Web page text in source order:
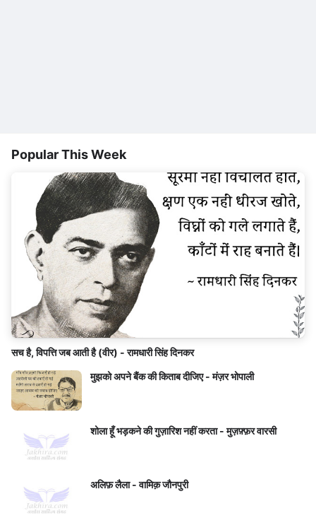
Popular This Week
सच है, विपत्ति जब आती है (वीर) - रामधारी सिंह दिनकर
मुझको अपने बैंक की किताब दीजिए - मंज़र भोपाली
शोला हूँ भड़कने की गुज़ारिश नहीं करता - मुज़फ़्फ़र वारसी
अलिफ़ लैला - वामिक़ जौनपुरी